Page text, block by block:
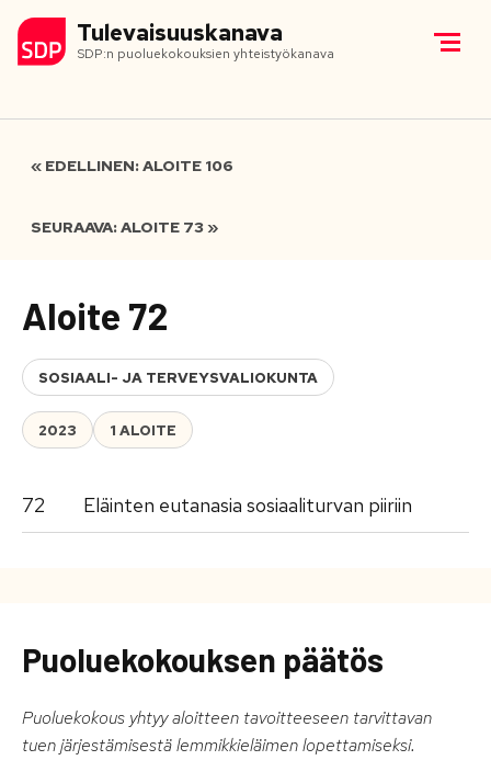
Tulevaisuuskanava
SDP:n puoluekokouksien yhteistyökanava
« EDELLINEN: ALOITE 106
SEURAAVA: ALOITE 73 »
Aloite 72
SOSIAALI- JA TERVEYSVALIOKUNTA
2023 1 ALOITE
72 Eläinten eutanasia sosiaaliturvan piiriin
Puoluekokouksen päätös
Puoluekokous yhtyy aloitteen tavoitteeseen tarvittavan
tuen järjestämisestä lemmikkieläimen lopettamiseksi.